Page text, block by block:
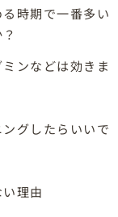
時期で一番多い
ンなどは効きま
グしたらいいで
理由